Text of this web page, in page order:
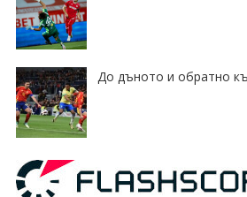
До дъното и обратно